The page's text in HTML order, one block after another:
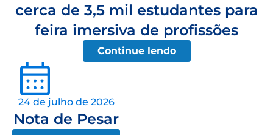
cerca de 3,5 mil estudantes para
feira imersiva de profissões
Continue lendo
24 de julho de 2026
Nota de Pesar